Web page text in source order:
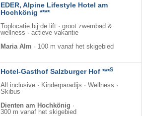
EDER, Alpine Lifestyle Hotel am
Hochkönig ****
Toplocatie bij de lift · groot zwembad &
wellness · actieve vakantie
Maria Alm · 100 m vanaf het skigebied
Hotel-Gasthof Salzburger Hof ***S
All inclusive · Kinderparadijs · Wellness ·
Skibus
Dienten am Hochkönig ·
300 m vanaf het skigebied